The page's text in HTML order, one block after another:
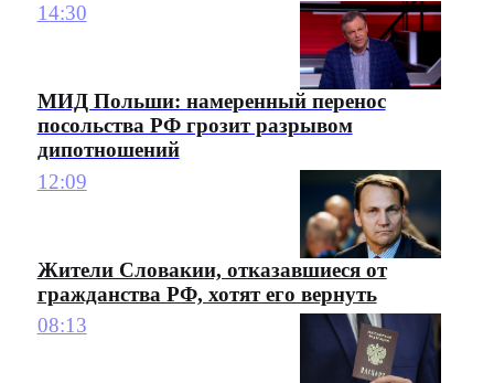
14:30
МИД Польши: намеренный перенос
посольства РФ грозит разрывом
дипотношений
12:09
Жители Словакии, отказавшиеся от
гражданства РФ, хотят его вернуть
08:13